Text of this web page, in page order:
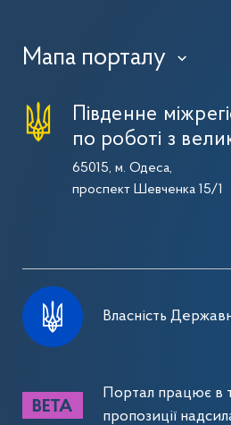
Мапа порталу ›
Південне
по роботі з
65015, м. Одеса,
проспект Шевченка 15/1
Власність
Портал працює в
пропозиції